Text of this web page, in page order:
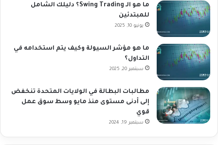
ما هو الـ Swing Trading؟ دليلك الشامل
للمبتدئين
يونيو 10, 2025
ما هو مؤشر السيولة وكيف يتم استخدامه في
التداول؟
سبتمبر 20, 2025
مطالبات البطالة في الولايات المتحدة تنخفض
إلى أدنى مستوى منذ مايو وسط سوق عمل
قوي
سبتمبر 19, 2024